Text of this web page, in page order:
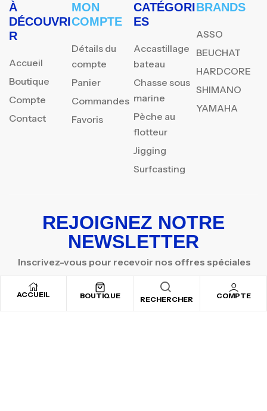
ACCUEIL BOUTIQUE RECHERCHER COMPTE
À
DÉCOUVRI
R
Accueil
Boutique
Compte
Contact
MON
COMPTE
Détails du
compte
Panier
Commandes
Favoris
CATÉGORI
ES
Accastillage
bateau
Chasse sous
marine
Pèche au
flotteur
Jigging
Surfcasting
BRANDS
ASSO
BEUCHAT
HARDCORE
SHIMANO
YAMAHA
REJOIGNEZ NOTRE
NEWSLETTER
Inscrivez-vous pour recevoir nos offres spéciales